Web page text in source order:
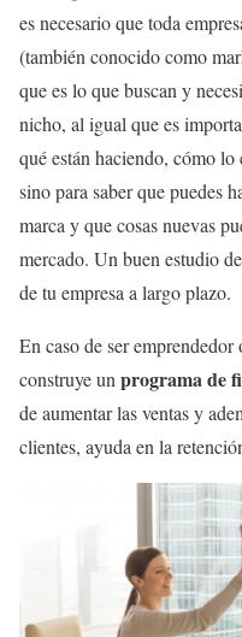
es necesario que toda
(también conocido como
que es lo que buscan y
nicho, al igual que es
qué están haciendo, cómo
sino para saber que puedes
marca y que cosas nuevas
mercado. Un buen estudio
de tu empresa a largo plazo.
En caso de ser emprendedor
construye un programa de
de aumentar las ventas y
clientes, ayuda en la